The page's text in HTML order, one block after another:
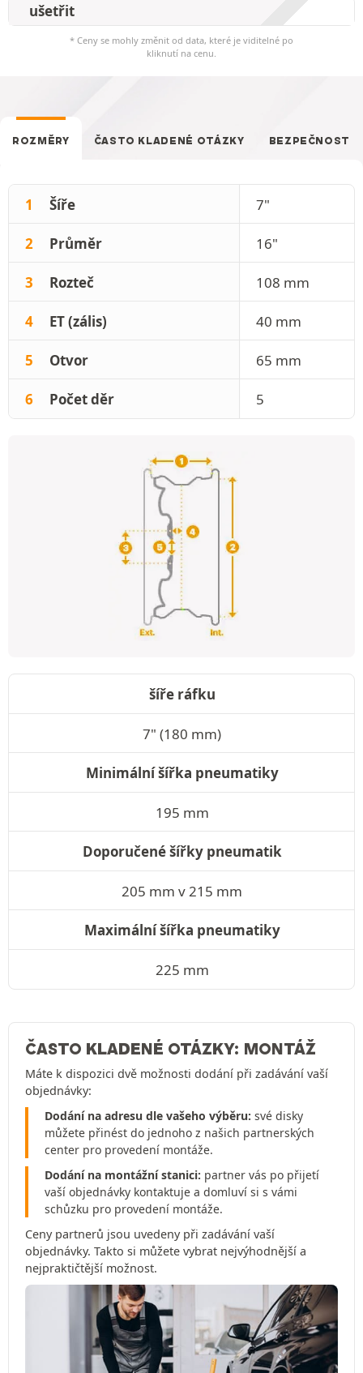
ušetřit
* Ceny se mohly změnit od data, které je viditelné po
kliknutí na cenu.
ROZMĚRY ČASTO KLADENÉ OTÁZKY BEZPEČNOST
1 Šíře 7"
2 Průměr 16"
3 Rozteč 108 mm
4 ET (zális) 40 mm
5 Otvor 65 mm
6 Počet děr 5
šíře ráfku
7" (180 mm)
Minimální šířka pneumatiky
195 mm
Doporučené šířky pneumatik
205 mm v 215 mm
Maximální šířka pneumatiky
225 mm
ČASTO KLADENÉ OTÁZKY: MONTÁŽ
Máte k dispozici dvě možnosti dodání při zadávání vaší
objednávky:
Dodání na adresu dle vašeho výběru: své disky
můžete přinést do jednoho z našich partnerských
center pro provedení montáže.
Dodání na montážní stanici: partner vás po přijetí
vaší objednávky kontaktuje a domluví si s vámi
schůzku pro provedení montáže.
Ceny partnerů jsou uvedeny při zadávání vaší
objednávky. Takto si můžete vybrat nejvýhodnější a
nejpraktičtější možnost.